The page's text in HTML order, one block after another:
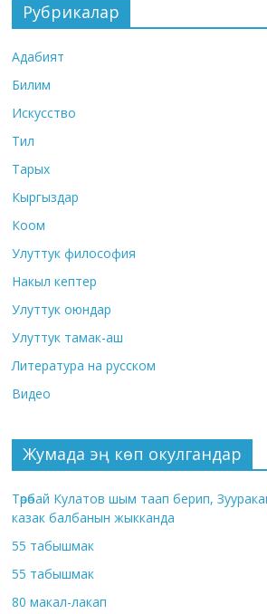
Рубрикалар
Адабият
Билим
Искусство
Тил
Тарых
Кыргыздар
Коом
Улуттук философия
Накыл кептер
Улуттук оюндар
Улуттук тамак-аш
Литература на русском
Видео
Жумада эң көп окулгандар
Төрөбай Кулатов шым таап берип,
казак балбанын жыкканда
55 табышмак
55 табышмак
80 макал-лакап